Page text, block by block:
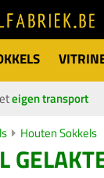
eigen transport
Houten Sokkels